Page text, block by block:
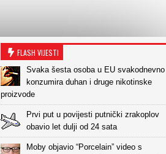
FLASH VIJESTI
Svaka šesta osoba u EU svakodnevno
konzumira duhan i druge nikotinske
proizvode
Prvi put u povijesti putnički zrakoplov
obavio let dulji od 24 sata
Moby objavio “Porcelain” video s